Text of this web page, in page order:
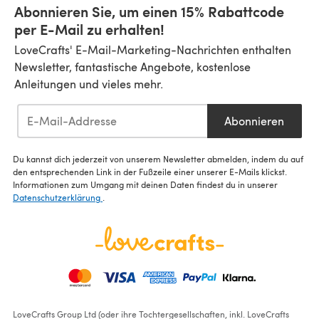
Abonnieren Sie, um einen 15% Rabattcode
per E-Mail zu erhalten!
LoveCrafts' E-Mail-Marketing-Nachrichten enthalten
Newsletter, fantastische Angebote, kostenlose
Anleitungen und vieles mehr.
Abonnieren
Du kannst dich jederzeit von unserem Newsletter abmelden, indem du auf
den entsprechenden Link in der Fußzeile einer unserer E-Mails klickst.
Informationen zum Umgang mit deinen Daten findest du in unserer
Datenschutzerklärung
LoveCrafts Group Ltd (oder ihre Tochtergesellschaften, inkl. LoveCrafts